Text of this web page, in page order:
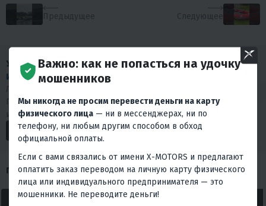
Предыдущее Следующее
У НАС МНОГО
ИНТЕРЕСНОГО КОНТЕНТА
Любишь драйв и интересуешься мототехникой?
Подписывайся на наши социальные сети. У нас много
интересного.
ПОХОЖИЕ ОБЗОРЫ
Важно: как не попасться на удочку
мошенников
Мы никогда не просим перевести деньги на карту
физического лица — ни в мессенджерах, ни по
телефону, ни любым другим способом в обход
официальной оплаты.
Если с вами связались от имени X-MOTORS и предлагают
оплатить заказ переводом на личную карту физического
лица или индивидуального предпринимателя — это
мошенники. Не переводите деньги!